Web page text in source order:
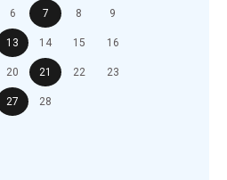
6 7 8 9
13 14 15 16
20 21 22 23
27 28